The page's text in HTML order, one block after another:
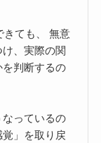
きても、 無意
、実際の関
判断するの
っているの
」を取り戻